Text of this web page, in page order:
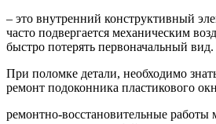
– это внутренний конструктивный
часто подвергается механическим
быстро потерять первоначальный вид.
При поломке детали, необходимо
ремонт подоконника пластикового
ремонтно-восстановительные работы